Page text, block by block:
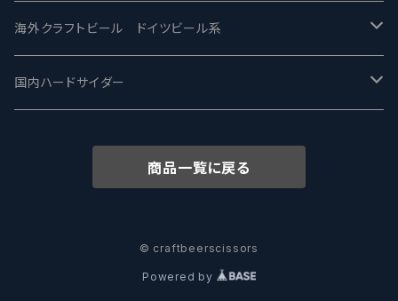
ワイマーケットブルーイング Y.Market Brewing
志賀高原ビール - SIGAKOGEN
箕面ビール - MINOH BEER
サンクトガーレン - Sankt Gallen
Lagunitas ラグニタス
FirestoneWalker ファイアストーン
Mikkeller ミッケラー
Hop Nation ホップネーション
BrewDog Brewery - ブリュードッグ
The Flying Inn / ザ フライイング イン
Lambiek Fabriek - ファブリーク
Carbon brews -カーボン
TAIHU - タイフー
Behemoth - ベヒーモス
BODRIGGY BREWING ボッドリッジー
CO-CONSPIRATORS コ・コンスピレーターズ
Deep Creek Brewing Co.
8 Wired エイトワイアード
Jackie O's ジャッキーオーズ
Westbrook ウェストブルック
Strathcona ストラスコナ
ODIN BREWING オディン
海外クラフトビール ドイツビール系
Karmeliten カーメリテン
Früh フリュー
国内ハードサイダー
商品一覧に戻る
© craftbeerscissors
Powered by